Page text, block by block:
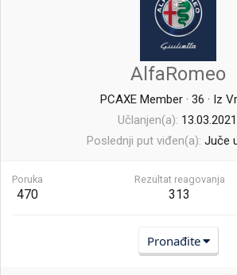
AlfaRomeo
PCAXE Member · 36 · Iz
Učlanjen(a)
Poslednji put viđen(a) Juče
Poruka
470
Rezultat reagovanja
313
Pronađite